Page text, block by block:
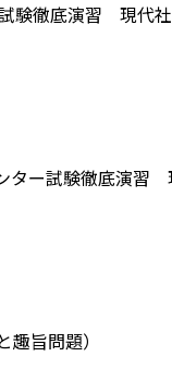
験徹底演習 現代
ター試験徹底演習
旨問題）